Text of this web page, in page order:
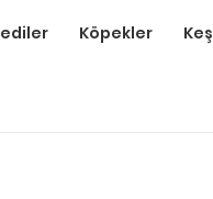
Köpekler